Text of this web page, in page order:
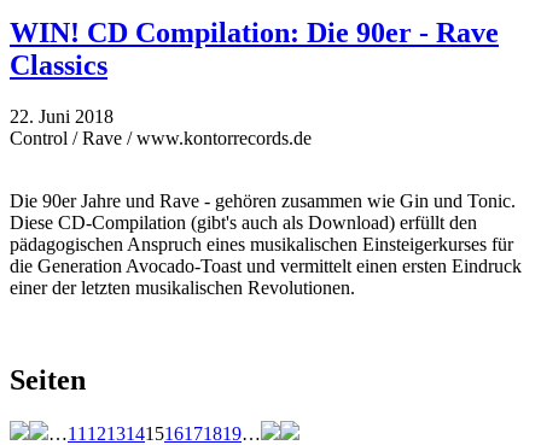
WIN! CD Compilation: Die 90er - Rave
Classics
22. Juni 2018
Control / Rave / www.kontorrecords.de
Die 90er Jahre und Rave - gehören zusammen wie Gin und Tonic.
Diese CD-Compilation (gibt's auch als Download) erfüllt den
pädagogischen Anspruch eines musikalischen Einsteigerkurses für
die Generation Avocado-Toast und vermittelt einen ersten Eindruck
einer der letzten musikalischen Revolutionen.
Seiten
…11 1213141516171819…